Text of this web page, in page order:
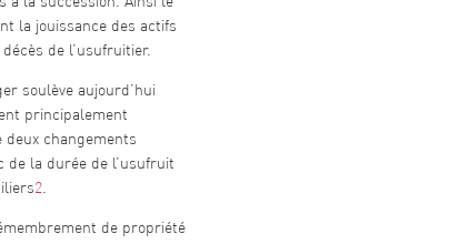
la jouissance des actifs
de l’usufruitier.
soulève aujourd’hui
principalement
deux changements
de la durée de l’usufruit
2.
de propriété